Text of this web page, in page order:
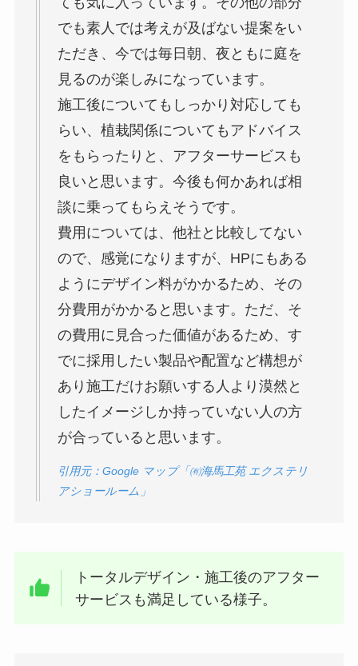
でも素人では考えが及ばない提案をい
ただき、今では毎日朝、夜ともに庭を
見るのが楽しみになっています。
施工後についてもしっかり対応しても
らい、植栽関係についてもアドバイス
をもらったりと、アフターサービスも
良いと思います。今後も何かあれば相
談に乗ってもらえそうです。
費用については、他社と比較してない
ので、感覚になりますが、HPにもある
ようにデザイン料がかかるため、その
分費用がかかると思います。ただ、そ
の費用に見合った価値があるため、す
でに採用したい製品や配置など構想が
あり施工だけお願いする人より漠然と
したイメージしか持っていない人の方
が合っていると思います。
引用元：Google マップ「㈲海馬工苑 エクステリ
アショールーム」
トータルデザイン・施工後のアフター
サービスも満足している様子。